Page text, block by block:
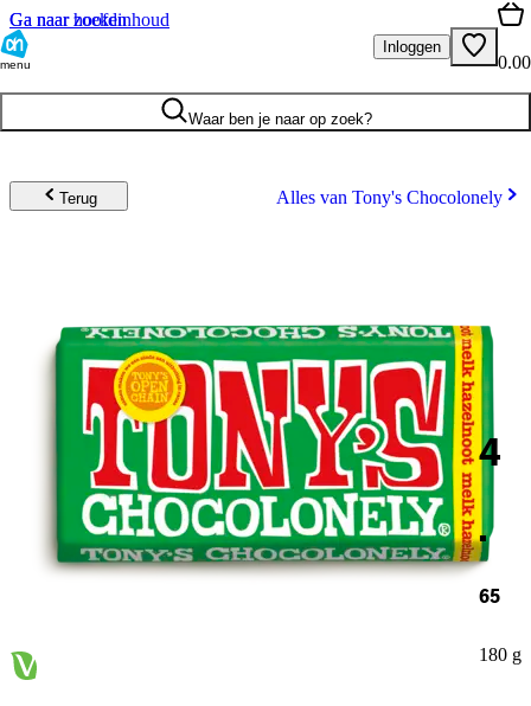
Ga naar hoofdinhoud
Ga naar zoeken
menu
Inloggen
0.00
Waar ben je naar op zoek?
Terug Alles van Tony's Chocolonely
4
.
65
180 g